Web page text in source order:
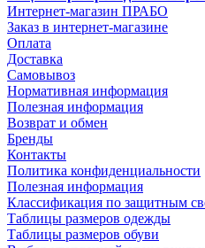
Интернет-магазин ПРАБО
Заказ в интернет-магазине
Оплата
Доставка
Самовывоз
Нормативная информация
Полезная информация
Возврат и обмен
Бренды
Контакты
Политика конфиденциальности
Полезная информация
Классификация по защитным
Таблицы размеров одежды
Таблицы размеров обуви